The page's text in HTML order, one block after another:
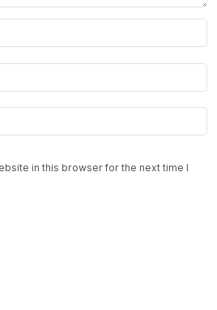
in this browser for the next time I